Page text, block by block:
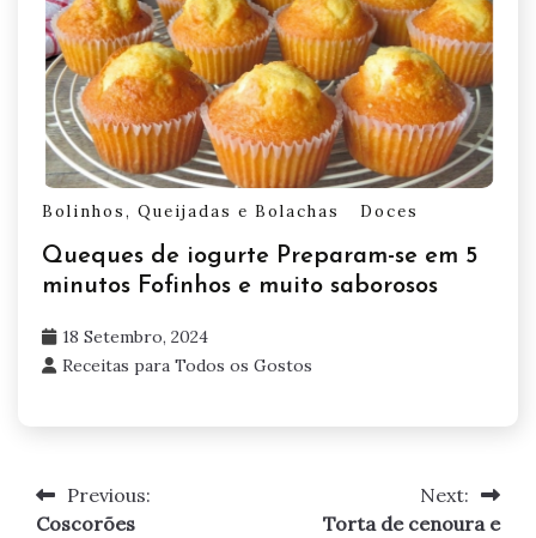
Bolinhos, Queijadas e Bolachas Doces
Queques de iogurte Preparam-se em 5
minutos Fofinhos e muito saborosos
18 Setembro, 2024
Receitas para Todos os Gostos
Navegação
Previous:
Coscorões
Next:
Torta de cenoura e